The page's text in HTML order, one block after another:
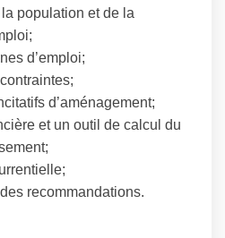
population et de la
d’emploi;
d’aménagement;
et un outil de calcul du
recommandations.